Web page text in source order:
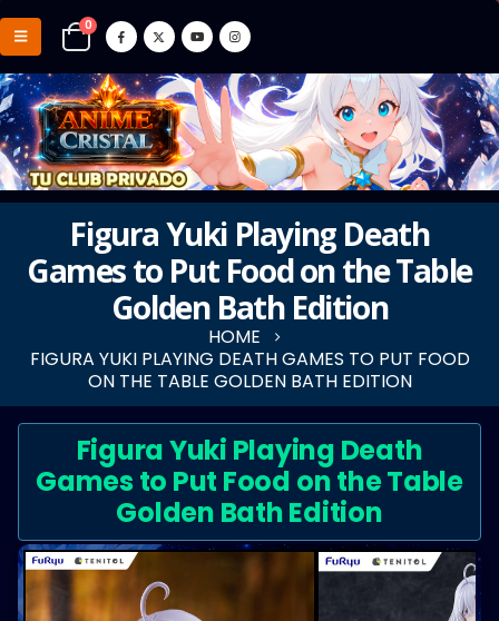
0
Figura Yuki Playing Death
Games to Put Food on the Table
Golden Bath Edition
HOME
FIGURA YUKI PLAYING DEATH GAMES TO PUT FOOD
ON THE TABLE GOLDEN BATH EDITION
Figura Yuki Playing Death
Games to Put Food on the Table
Golden Bath Edition